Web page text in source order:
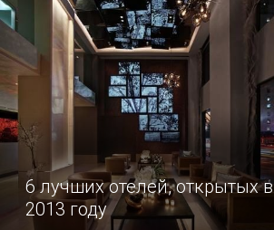
открытые городские катки
6 лучших отелей, открытых в
2013 году